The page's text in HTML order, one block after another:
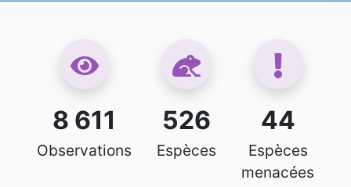
8 611
Observations
526
Espèces
44
Espèces
menacées